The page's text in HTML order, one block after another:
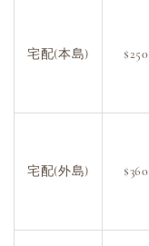
宅配(本島) $250
宅配(外島) $360